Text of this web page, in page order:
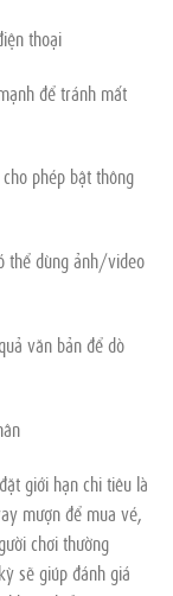
thoại
để tránh mất
phép bật thông
thể dùng ảnh/video
văn bản để dò
giới hạn chi tiêu là
mượn để mua vé,
chơi thường
sẽ giúp đánh giá